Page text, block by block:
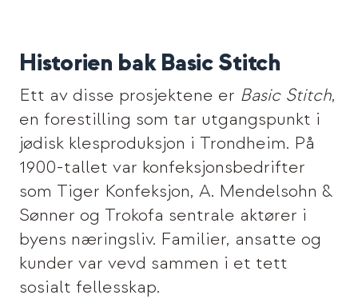
Historien bak Basic Stitch
Ett av disse prosjektene er Basic Stitch,
en forestilling som tar utgangspunkt i
jødisk klesproduksjon i Trondheim. På
1900-tallet var konfeksjonsbedrifter
som Tiger Konfeksjon, A. Mendelsohn &
Sønner og Trokofa sentrale aktører i
byens næringsliv. Familier, ansatte og
kunder var vevd sammen i et tett
sosialt fellesskap.